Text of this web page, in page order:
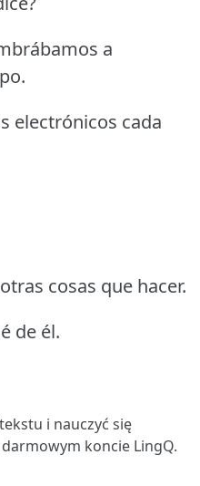
a
electrónicos cada
cosas que hacer.
de él.
i nauczyć się
koncie LingQ.